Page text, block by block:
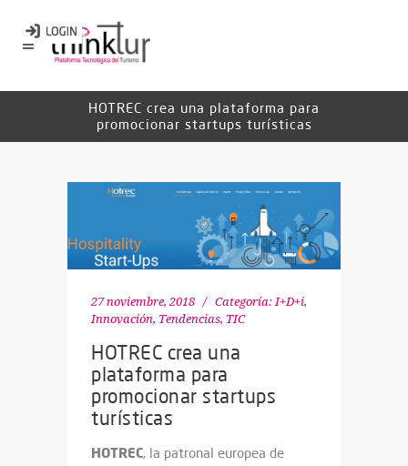
HOTREC crea una plataforma para
promocionar startups turísticas
27 noviembre, 2018 Categoría: I+D+i,
Innovación, Tendencias, TIC
HOTREC crea una
plataforma para
promocionar startups
turísticas
HOTREC, la patronal europea de